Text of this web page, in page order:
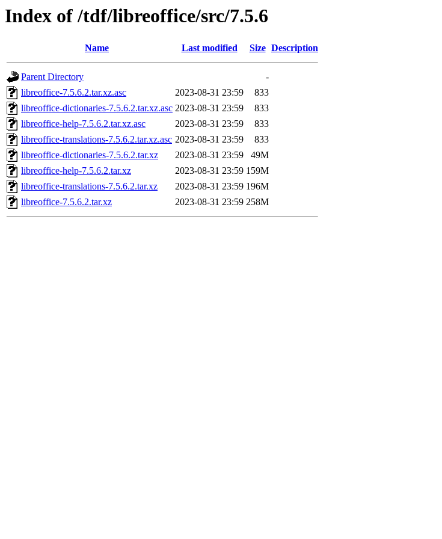
Index of /tdf/libreoffice/src/7.5.6
Name Last modified Size Description
Parent Directory
-
libreoffice-7.5.6.2.tar.xz.asc
2023-08-31 23:59
833
libreoffice-dictionaries-7.5.6.2.tar.xz.asc 2023-08-31 23:59
833
libreoffice-help-7.5.6.2.tar.xz.asc
2023-08-31 23:59
833
libreoffice-translations-7.5.6.2.tar.xz.asc 2023-08-31 23:59
833
libreoffice-dictionaries-7.5.6.2.tar.xz
2023-08-31 23:59
49M
libreoffice-help-7.5.6.2.tar.xz
2023-08-31 23:59 159M
libreoffice-translations-7.5.6.2.tar.xz
2023-08-31 23:59 196M
libreoffice-7.5.6.2.tar.xz
2023-08-31 23:59 258M